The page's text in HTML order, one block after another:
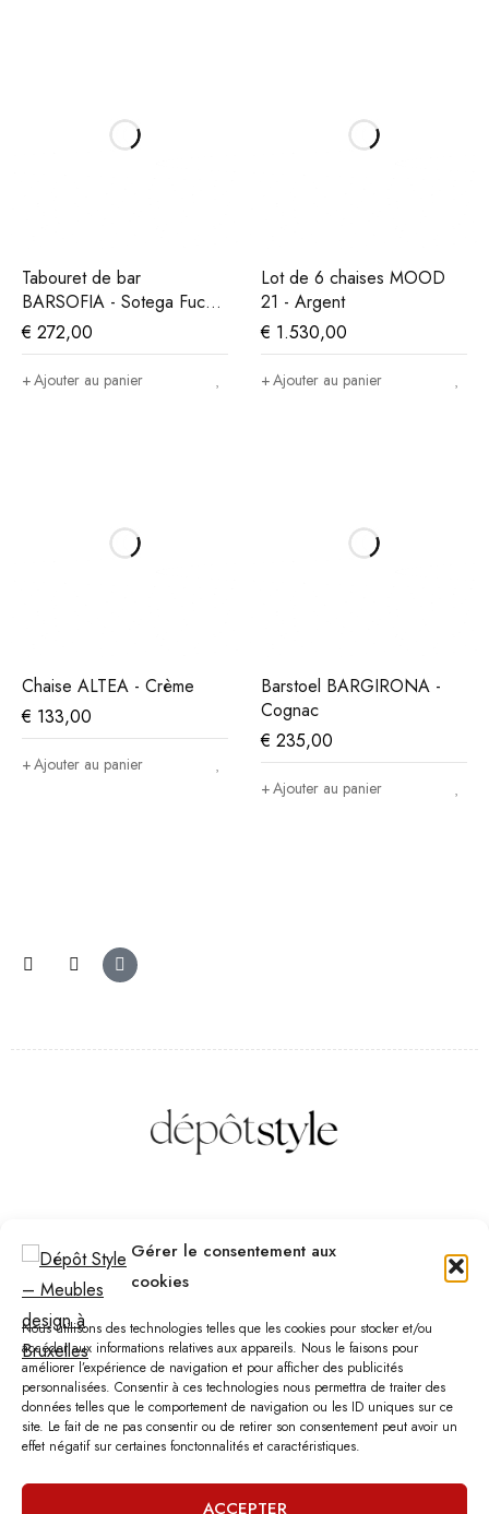
Gérer le consentement aux
cookies
Nous utilisons des technologies telles que les cookies pour stocker et/ou
accéder aux informations relatives aux appareils. Nous le faisons pour
améliorer l’expérience de navigation et pour afficher des publicités
personnalisées. Consentir à ces technologies nous permettra de traiter des
données telles que le comportement de navigation ou les ID uniques sur ce
site. Le fait de ne pas consentir ou de retirer son consentement peut avoir un
effet négatif sur certaines fonctonnalités et caractéristiques.
ACCEPTER
Tabouret de bar
BARSOFIA - Sotega Fuchs
Gold
€ 272,00
Ajouter au panier
Lot de 6 chaises MOOD
21 - Argent
€ 1.530,00
Ajouter au panier
Chaise ALTEA - Crème
€ 133,00
Ajouter au panier
Barstoel BARGIRONA -
Cognac
€ 235,00
Ajouter au panier
Téléphone : (+32) 2 523 70 59
Email :
Adresse : Rue des Deux Gares 6, 1070 Bruxelles
Heures d’ouverture
Lundi – Samedi :10:00 – 18:30
Vendredi :10:00-13:00 – 15:00 -18:30